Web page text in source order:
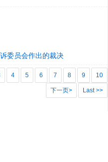
委员会作出的裁决
4 5 6 7 8 9 10
下一页> Last >>